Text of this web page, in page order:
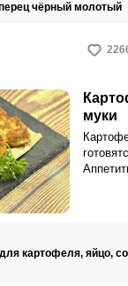
чёрный молотый
муки
картофеля, яйцо,